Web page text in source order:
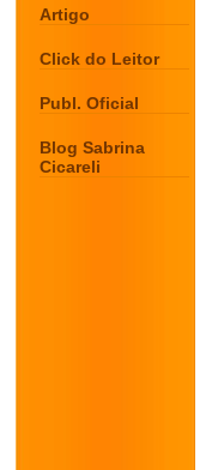
Artigo
Click do Leitor
Publ. Oficial
Blog Sabrina
Cicareli